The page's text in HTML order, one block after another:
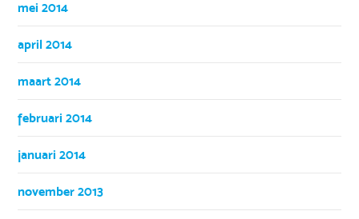
mei 2014
april 2014
maart 2014
februari 2014
januari 2014
november 2013